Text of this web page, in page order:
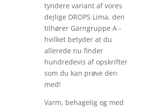
tyndere variant af vores
dejlige DROPS Lima, den
tilhører Garngruppe A -
hvilket betyder at du
allerede nu finder
hundredevis af opskrifter
som du kan prøve den
med!
Varm, behagelig og med